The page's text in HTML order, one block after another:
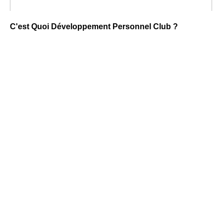
C'est Quoi Développement Personnel Club ?